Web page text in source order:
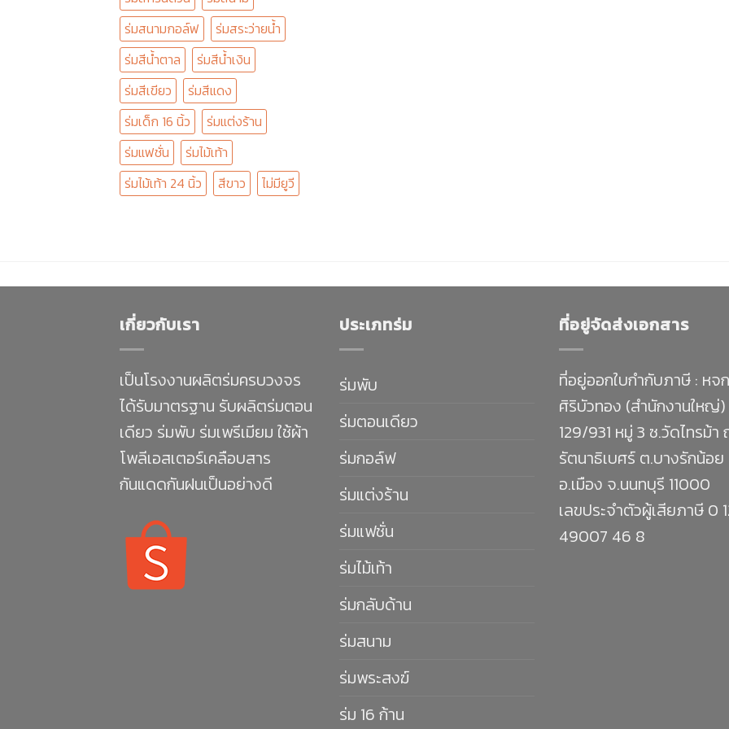
ร่มสนามกอล์ฟ
ร่มสระว่ายน้ำ
ร่มสีน้ำตาล
ร่มสีน้ำเงิน
ร่มสีเขียว
ร่มสีแดง
ร่มเด็ก 16 นิ้ว
ร่มแต่งร้าน
ร่มแฟชั่น
ร่มไม้เท้า
ร่มไม้เท้า 24 นิ้ว
สีขาว ไม่มียูวี
เกี่ยวกับเรา
เป็นโรงงานผลิตร่มครบวงจร
ได้รับมาตรฐาน รับผลิตร่มตอน
เดียว ร่มพับ ร่มเพรีเมียม ใช้ผ้า
โพลีเอสเตอร์เคลือบสาร
กันแดดกันฝนเป็นอย่างดี
ประเภทร่ม
ร่มพับ
ร่มตอนเดียว
ร่มกอล์ฟ
ร่มแต่งร้าน
ร่มแฟชั่น
ร่มไม้เท้า
ร่มกลับด้าน
ร่มสนาม
ร่มพระสงฆ์
ร่ม 16 ก้าน
ที่อยู่จัดส่งเอกสาร
ที่อยู่ออกใบกำกับภาษี : หจ
ศิริบัวทอง (สำนักงานใหญ่)
129/931 หมู่ 3 ซ.วัดไทรม้า
รัตนาธิเบศร์ ต.บางรักน้อย
อ.เมือง จ.นนทบุรี 11000
เลขประจำตัวผู้เสียภาษี 0
49007 46 8